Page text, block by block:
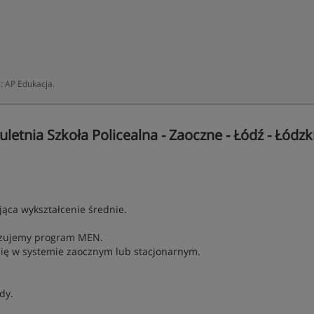
Edukacja.
Szkoła Policealna - Zaoczne - Łódź -
wykształcenie średnie.
program MEN.
w systemie zaocznym lub stacjonarnym.